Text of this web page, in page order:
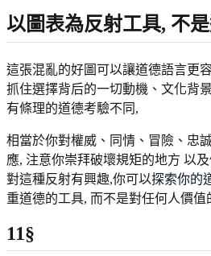
以圖表為反射工具, 不
這張混亂的好圖可以讓道德語言更
抓住選擇背后的一切動機、文化背
有條理的道德考驗不同,
相當於你對權威、同情、冒險、忠
應, 注意你崇拜破壞規矩的地方 以
對這種反射有興趣,你可以探索你的
重道德的工具, 而不是對任何人價值
11§